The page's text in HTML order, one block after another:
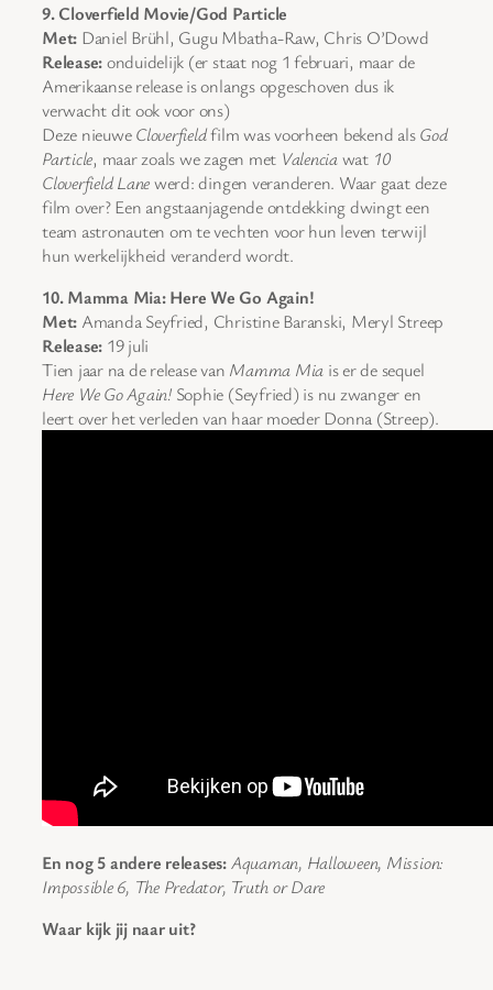
9. Cloverfield Movie/God Particle
Met: Daniel Brühl, Gugu Mbatha-Raw, Chris O’Dowd
Release:onduidelijk (er staat nog 1 februari, maar de
Amerikaanse release is onlangs opgeschoven dus ik
verwacht dit ook voor ons)
Deze nieuweCloverfieldfilm was voorheen bekend alsGod
Particle, maar zoals we zagen met Valenciawat 10
Cloverfield Lanewerd: dingen veranderen. Waar gaat deze
film over? Een angstaanjagende ontdekking dwingt een
team astronauten om te vechten voor hun leven terwijl
hun werkelijkheid veranderd wordt.
10. Mamma Mia: Here We Go Again!
Met: Amanda Seyfried, Christine Baranski, Meryl Streep
Release: 19 juli
Tien jaar na de release van Mamma Mia is er de sequel
Here We Go Again!Sophie (Seyfried) is nu zwanger en
leert over het verleden van haar moeder Donna (Streep).
En nog 5 andere releases:Aquaman, Halloween, Mission:
Impossible 6, The Predator, Truth or Dare
Waar kijk jij naar uit?